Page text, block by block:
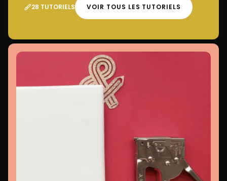
28 TUTORIELS VOIR TOUS LES TUTORIELS